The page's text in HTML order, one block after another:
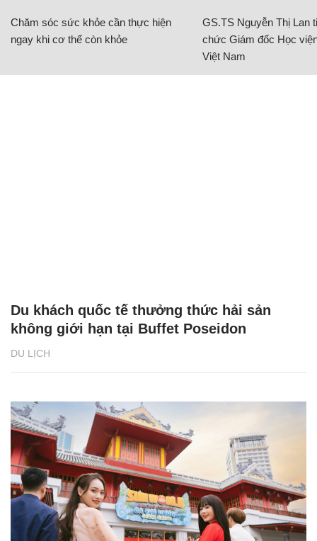
Chăm sóc sức khỏe cần thực hiện
ngay khi cơ thể còn khỏe
GS.TS Nguyễn Thị Lan
chức Giám đốc Học
Việt Nam
DU LỊCH
Du khách quốc tế thưởng thức hải sản
không giới hạn tại Buffet Poseidon